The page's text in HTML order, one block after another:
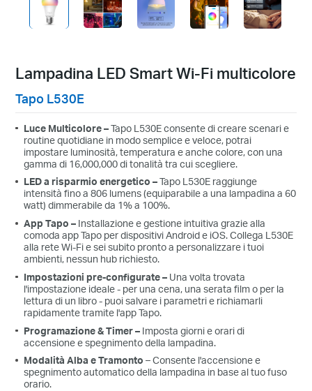
Lampadina LED Smart Wi-Fi multicolore
Tapo L530E
Luce Multicolore–Tapo L530E consente di creare scenari e
routine quotidiane in modo semplice e veloce, potrai
impostare luminosità, temperatura e anche colore, con una
gamma di 16,000,000 di tonalità tra cui scegliere.
LED a risparmio energetico–Tapo L530E raggiunge
intensità fino a 806 lumens (equiparabile a una lampadina a 60
watt) dimmerabile da 1% a 100%.
App Tapo– Installazione e gestione intuitiva grazie alla
comoda app Tapo per dispositivi Android e iOS. Collega L530E
alla rete Wi-Fi e sei subito pronto a personalizzare i tuoi
ambienti, nessun hub richiesto.
Impostazioni pre-configurate– Una volta trovata
l'impostazione ideale - per una cena, una serata film o per la
lettura di un libro - puoi salvare i parametri e richiamarli
rapidamente tramite l'app Tapo.
Programazione & Timer– Imposta giorni e orari di
accensione e spegnimento della lampadina.
Modalità Alba e Tramonto – Consente l'accensione e
spegnimento automatico della lampadina in base al tuo fuso
orario.